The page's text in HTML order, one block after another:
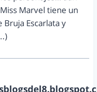
Marvel tiene un
Escarlata y